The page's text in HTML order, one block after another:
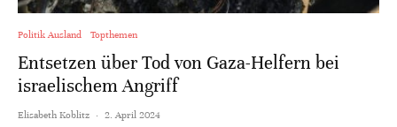
Politik Ausland Topthemen
Entsetzen über Tod von Gaza-Helfern bei
israelischem Angriff
Elisabeth Koblitz · 2. April 2024